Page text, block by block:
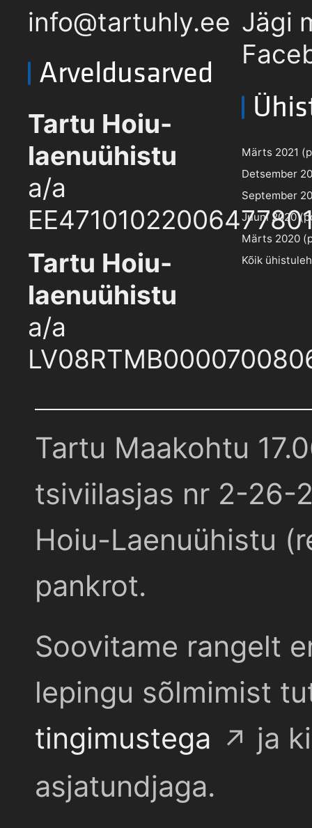
info@tartuhly.ee
Arveldusarved
Tartu Hoiu-
laenuühistu
a/a
Tartu Hoiu-
laenuühistu
a/a
Jägi
Märts 2021
Detsember
September
Juuni 2020
Märts 2020
Kõik
Tartu Maakohtu
tsiviilasjas nr 2-26-
Hoiu-Laenuühistu
pankrot.
Soovitame rangelt
lepingu sõlmimist
tingimustega
ja
asjatundjaga.